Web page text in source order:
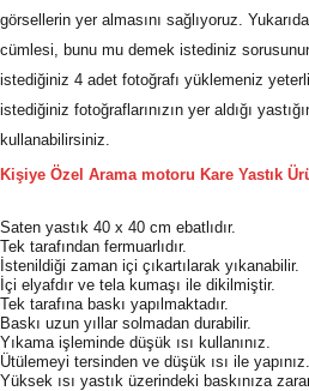
görsellerin yer almasını sağlıyoruz.
cümlesi, bunu mu demek istediniz
istediğiniz 4 adet fotoğrafı yüklemeniz
istediğiniz fotoğraflarınızın yer aldığı
kullanabilirsiniz.
Kişiye Özel Arama motoru Kare Yastık
Saten yastık 40 x 40 cm ebatlıdır.
Tek tarafından fermuarlıdır.
İstenildiği zaman içi çıkartılarak yıkanabilir.
İçi elyafdır ve tela kumaşı ile dikilmiştir.
Tek tarafına baskı yapılmaktadır.
Baskı uzun yıllar solmadan durabilir.
Yıkama işleminde düşük ısı kullanınız.
Ütülemeyi tersinden ve düşük ısı ile yapınız.
Yüksek ısı yastık üzerindeki baskınıza